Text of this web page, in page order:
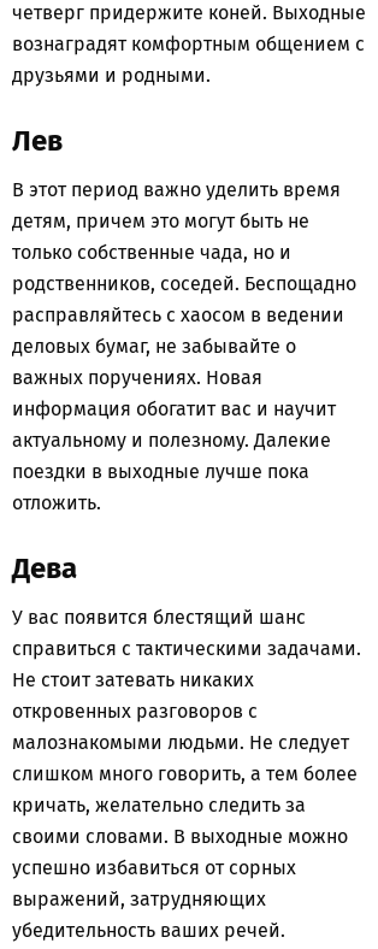
четверг придержите коней. Выходные
вознаградят комфортным общением с
друзьями и родными.
Лев
В этот период важно уделить время
детям, причем это могут быть не
только собственные чада, но и
родственников, соседей. Беспощадно
расправляйтесь с хаосом в ведении
деловых бумаг, не забывайте о
важных поручениях. Новая
информация обогатит вас и научит
актуальному и полезному. Далекие
поездки в выходные лучше пока
отложить.
Дева
У вас появится блестящий шанс
справиться с тактическими задачами.
Не стоит затевать никаких
откровенных разговоров с
малознакомыми людьми. Не следует
слишком много говорить, а тем более
кричать, желательно следить за
своими словами. В выходные можно
успешно избавиться от сорных
выражений, затрудняющих
убедительность ваших речей.